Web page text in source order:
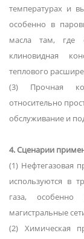
температурах и
особенно в
масла там, где
клиновидная
теплового
(3) Прочная
относительно
обслуживание и
4. Сценарии
(1) Нефтегазовая
используются в
газа,
магистральные
(2) Химическая